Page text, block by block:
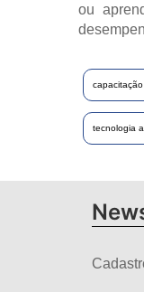
ou
tecnologia